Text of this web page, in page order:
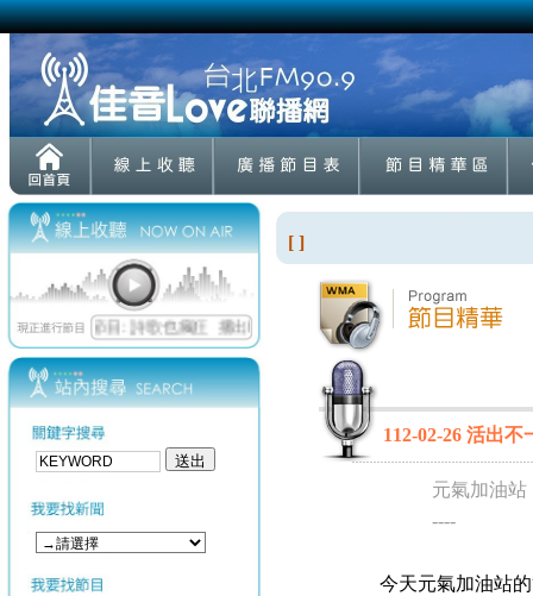
[ ]
112-02-26 活出不
元氣加油站
----
今天元氣加油站